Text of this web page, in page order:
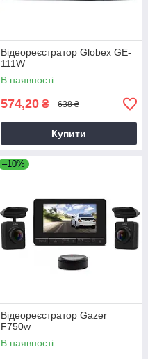
Відеореєстратор Globex GE-
111W
В наявності
574,20 ₴ 638 ₴
Купити
–10%
Відеореєстратор Gazer
F750w
В наявності